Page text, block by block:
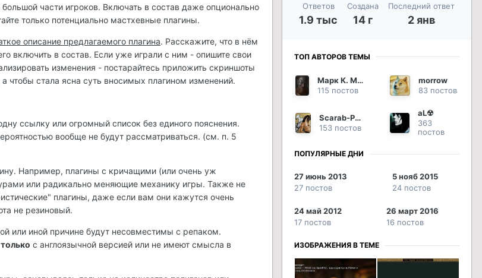
части игроков. Включать в состав даже опционально
только потенциально мастхевные плагины.
описание предлагаемого плагина. Расскажите, что в нём
включить в состав. Если уже играли с ним - опишите свои
изменения - постарайтесь приложить скриншоты
чтобы стала ясна суть вносимых плагином изменений.
ссылку или огромный список без единого пояснения.
вообще не будут рассматриваться. (см. п. 5
Например, плагины с кричащими (или очень уж
или радикально меняющие механику игры. Также не
плагины, даже если вам они кажутся очень
не резиновый.
или иной причине будут несовместимы с репаком.
только с англоязычной версией или не имеют смысла в
Ответов
1.9 тыс
Создана
14 г
Последний ответ
2 янв
ТОП АВТОРОВ ТЕМЫ
Марк К. Марцелл
115 постов
morrow
83 постов
Scarab-Phoenix
153 постов
aL☢
363
постов
ПОПУЛЯРНЫЕ ДНИ
27 июнь 2013
27 постов
5 нояб 2015
24 постов
24 май 2012
17 постов
26 март 2016
16 постов
ИЗОБРАЖЕНИЯ В ТЕМЕ